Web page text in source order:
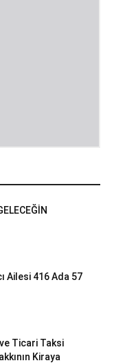
Ailesi 416 Ada 57
Ticari Taksi
Kiraya